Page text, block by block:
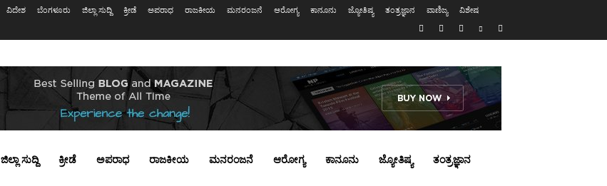
ವಿದೇಶ ಬೆಂಗಳೂರು ಜಿಲ್ಲಾ ಸುದ್ದಿ ಕ್ರೀಡೆ ಅಪರಾಧ ರಾಜಕೀಯ ಮನರಂಜನೆ ಆರೋಗ್ಯ ಕಾನೂನು ಜ್ಯೋತಿಷ್ಯ ತಂತ್ರಜ್ಞಾನ ವಾಣಿಜ್ಯ ವಿಶೇಷ
ಜಿಲ್ಲಾ ಸುದ್ದಿ ಕ್ರೀಡೆ ಅಪರಾಧ ರಾಜಕೀಯ ಮನರಂಜನೆ ಆರೋಗ್ಯ ಕಾನೂನು ಜ್ಯೋತಿಷ್ಯ ತಂತ್ರಜ್ಞಾನ